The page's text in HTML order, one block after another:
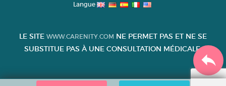
Langue
LE SITE WWW.CARENITY.COM NE PERMET PAS ET NE SE
SUBSTITUE PAS À UNE CONSULTATION MÉDICALE.